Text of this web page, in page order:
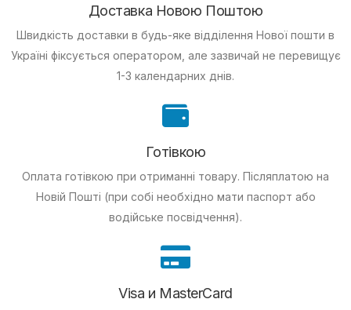
Доставка Новою Поштою
Швидкість доставки в будь-яке відділення Нової пошти в
Україні фіксується оператором, але зазвичай не перевищує
1-3 календарних днів.
Готівкою
Оплата готівкою при отриманні товару. Післяплатою на
Новій Пошті (при собі необхідно мати паспорт або
водійське посвідчення).
Visa и MasterCard